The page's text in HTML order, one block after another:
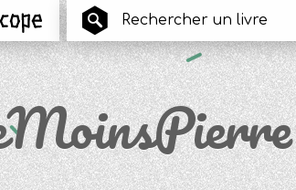
Kaléidoscope